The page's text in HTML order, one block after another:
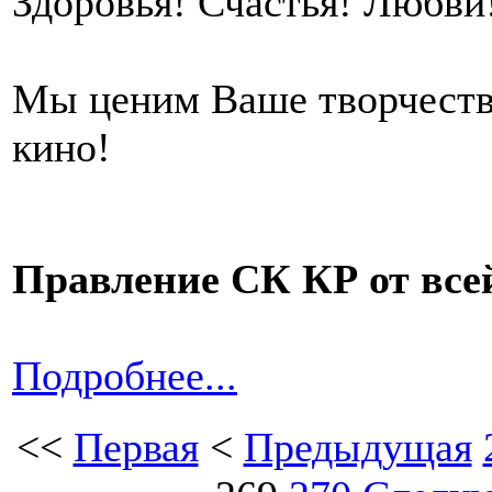
Мы ценим Ваше
кино!
Правление СК КР от
Подробнее...
<< Первая< Предыдущая